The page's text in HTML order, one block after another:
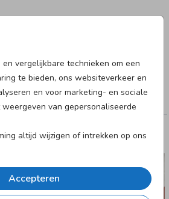
vergelijkbare technieken om een
te bieden, ons websiteverkeer en
en voor marketing- en sociale
van gepersonaliseerde
altijd wijzigen of intrekken op ons
Accepteren
misschien ook leuk